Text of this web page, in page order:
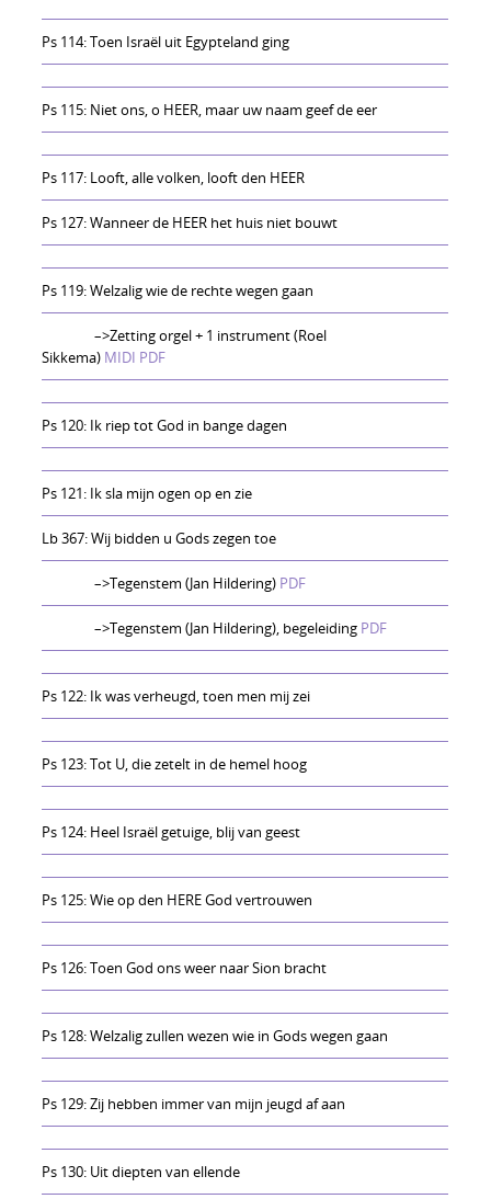
Ps 114: Toen Israël uit Egypteland ging
Ps 115: Niet ons, o HEER, maar uw naam geef de eer
Ps 117: Looft, alle volken, looft den HEER
Ps 127: Wanneer de HEER het huis niet bouwt
Ps 119: Welzalig wie de rechte wegen gaan
–>Zetting orgel + 1 instrument (Roel
Sikkema) MIDI PDF
Ps 120: Ik riep tot God in bange dagen
Ps 121: Ik sla mijn ogen op en zie
Lb 367: Wij bidden u Gods zegen toe
–>Tegenstem (Jan Hildering) PDF
–>Tegenstem (Jan Hildering), begeleiding PDF
Ps 122: Ik was verheugd, toen men mij zei
Ps 123: Tot U, die zetelt in de hemel hoog
Ps 124: Heel Israël getuige, blij van geest
Ps 125: Wie op den HERE God vertrouwen
Ps 126: Toen God ons weer naar Sion bracht
Ps 128: Welzalig zullen wezen wie in Gods wegen gaan
Ps 129: Zij hebben immer van mijn jeugd af aan
Ps 130: Uit diepten van ellende